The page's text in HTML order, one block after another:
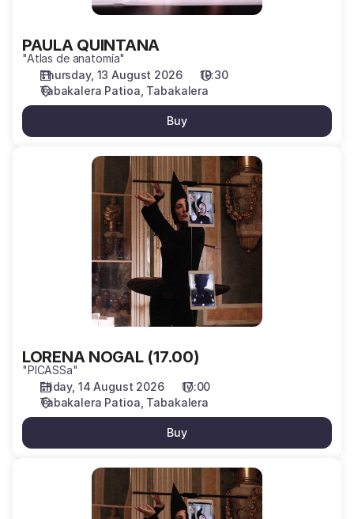
PAULA QUINTANA
"Atlas de anatomía"
Thursday, 13 August 2026
19:30
Tabakalera Patioa Tabakalera
Buy
LORENA NOGAL (17.00)
"PICASSa"
Friday, 14 August 2026
17:00
Tabakalera Patioa Tabakalera
Buy